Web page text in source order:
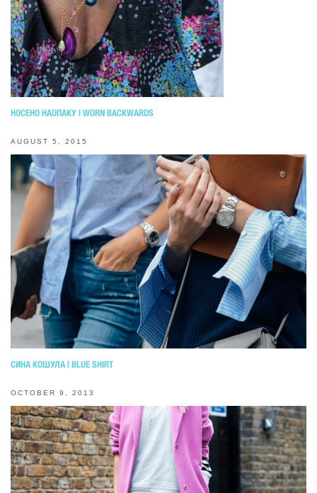
НОСЕНО НАОПАКУ | WORN BACKWARDS
AUGUST 5, 2015
СИНА КОШУЛА | BLUE SHIRT
OCTOBER 9, 2013